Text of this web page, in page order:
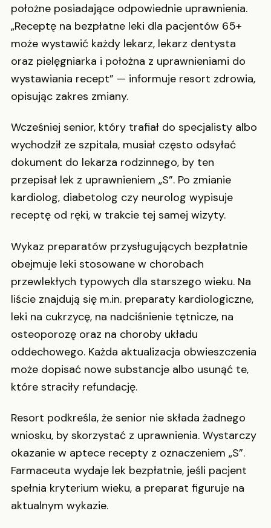
położne posiadające odpowiednie uprawnienia.
„Receptę na bezpłatne leki dla pacjentów 65+
może wystawić każdy lekarz, lekarz dentysta
oraz pielęgniarka i położna z uprawnieniami do
wystawiania recept” — informuje resort zdrowia,
opisując zakres zmiany.
Wcześniej senior, który trafiał do specjalisty albo
wychodził ze szpitala, musiał często odsyłać
dokument do lekarza rodzinnego, by ten
przepisał lek z uprawnieniem „S”. Po zmianie
kardiolog, diabetolog czy neurolog wypisuje
receptę od ręki, w trakcie tej samej wizyty.
Wykaz preparatów przysługujących bezpłatnie
obejmuje leki stosowane w chorobach
przewlekłych typowych dla starszego wieku. Na
liście znajdują się m.in. preparaty kardiologiczne,
leki na cukrzycę, na nadciśnienie tętnicze, na
osteoporozę oraz na choroby układu
oddechowego. Każda aktualizacja obwieszczenia
może dopisać nowe substancje albo usunąć te,
które straciły refundację.
Resort podkreśla, że senior nie składa żadnego
wniosku, by skorzystać z uprawnienia. Wystarczy
okazanie w aptece recepty z oznaczeniem „S”.
Farmaceuta wydaje lek bezpłatnie, jeśli pacjent
spełnia kryterium wieku, a preparat figuruje na
aktualnym wykazie.